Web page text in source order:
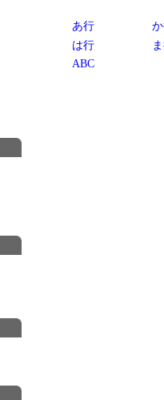
あ行
は行
ABC